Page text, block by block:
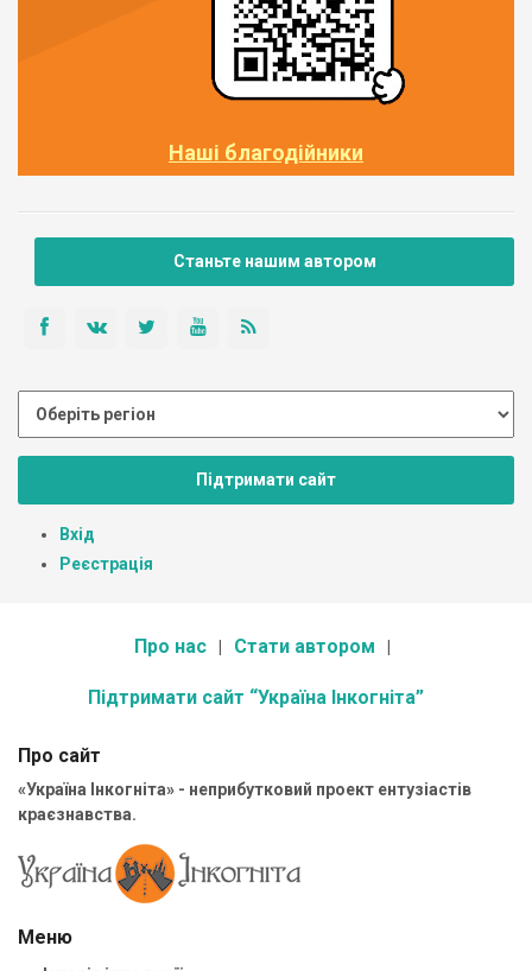
Наші благодійники
Станьте нашим автором
Підтримати сайт
Вхід
Реєстрація
Про нас Стати автором
Підтримати сайт “Україна Інкогніта”
Про сайт
«Україна Інкогніта» - неприбутковий проект ентузіастів
краєзнавства.
Меню